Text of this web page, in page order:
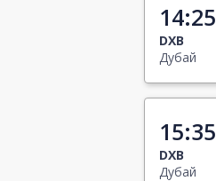
14:25
DXB
Дубай
15:35
DXB
Дубай